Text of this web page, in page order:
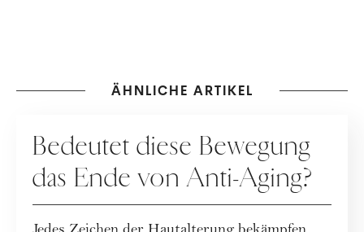
ÄHNLICHE ARTIKEL
Bedeutet diese Bewegung
das Ende von Anti-Aging?